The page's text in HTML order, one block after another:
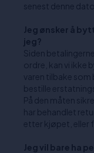
senest denne
Jeg ønsker å
jeg?
Siden
ordre, kan vi ikke
varen tilbake
bestille
På den måten
har behandlet
etter kjøpet, eller
Jeg vil bare ha